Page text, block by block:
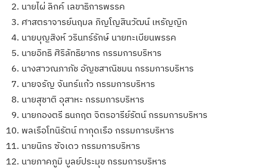
นายไผ่ ลิกค์ เลขาธิการพรรค
ศาสตราจารย์นฤมล ภิญโญสินวัฒน์ เหรัญญิก
นายบุญสิงห์ วรินทร์รักษ์ นายทะเบียนพรรค
นายอิทธิ ศิริลัทธิยากร กรรมการบริหาร
นางสาวณภาภัช อัญชสาณิชมน กรรมการบริหาร
นายจรัญ จันทร์แก้ว กรรมการบริหาร
นายสุชาติ อุสาหะ กรรมการบริหาร
นายกองตรี ธนกฤต จิตรอารีย์รัตน์ กรรมการบริหาร
พลเรือโทนิรัตน์ ทากุดเรือ กรรมการบริหาร
นายนิกร ซัจเดว กรรมการบริหาร
นายภาคภูมิ บูลย์ประมุข กรรมการบริหาร